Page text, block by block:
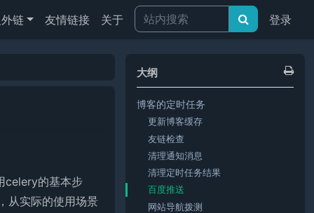
链 友情链接 关于 登录
celery的基本步
从实际的使用场景
大纲
博客的定时任务
更新博客缓存
友链检查
清理通知消息
清理定时任务结果
百度推送
网站导航拨测